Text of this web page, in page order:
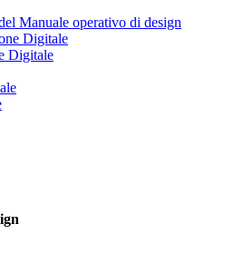
Manuale operativo di design
Digitale